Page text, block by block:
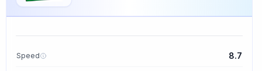
Speed 8.7